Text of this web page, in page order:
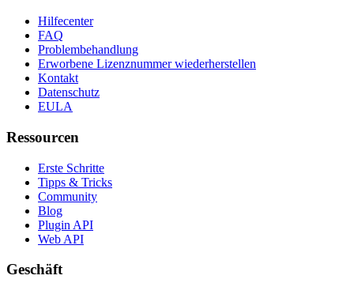
Hilfecenter
FAQ
Problembehandlung
Erworbene Lizenznummer wiederherstellen
Kontakt
Datenschutz
EULA
Ressourcen
Erste Schritte
Tipps & Tricks
Community
Blog
Plugin API
Web API
Geschäft